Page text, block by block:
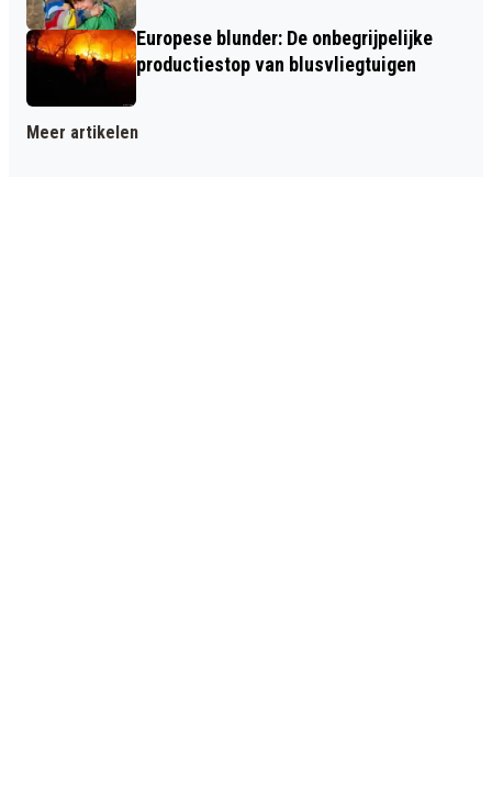
Europese blunder: De onbegrijpelijke
productiestop van blusvliegtuigen
Meer artikelen